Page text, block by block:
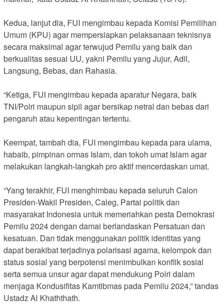
Kedua, lanjut dia, FUI mengimbau kepada Komisi Pemilihan
Umum (KPU) agar mempersiapkan pelaksanaan teknisnya
secara maksimal agar terwujud Pemilu yang baik dan
berkualitas sesuai UU, yakni Pemilu yang Jujur, Adil,
Langsung, Bebas, dan Rahasia.
“Ketiga, FUI mengimbau kepada aparatur Negara, baik
TNI/Polri maupun sipil agar bersikap netral dan bebas dari
pengaruh atau kepentingan tertentu.
Keempat, tambah dia, FUI mengimbau kepada para ulama,
habaib, pimpinan ormas Islam, dan tokoh umat Islam agar
melakukan langkah-langkah pro aktif mencerdaskan umat.
“Yang terakhir, FUI menghimbau kepada seluruh Calon
Presiden-Wakil Presiden, Caleg, Partai politik dan
masyarakat Indonesia untuk memeriahkan pesta Demokrasi
Pemilu 2024 dengan damai berlandaskan Persatuan dan
kesatuan. Dan tidak menggunakan politik identitas yang
dapat berakibat terjadinya polarisasi agama, kelompok dan
status sosial yang berpotensi menimbulkan konflik sosial
serta semua unsur agar dapat mendukung Polri dalam
menjaga Kondusifitas Kamtibmas pada Pemilu 2024,” tandas
Ustadz Al Khaththath.